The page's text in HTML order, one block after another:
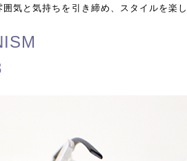
気と気持ちを引き締め、スタイルを楽し